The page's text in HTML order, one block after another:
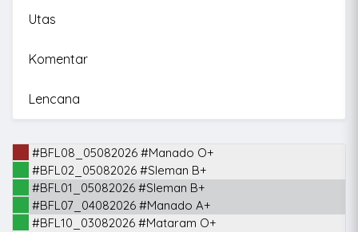
Utas
Komentar
Lencana
#BFL08_05082026 #Manado O+
#BFL02_05082026 #Sleman B+
#BFL01_05082026 #Sleman B+
#BFL07_04082026 #Manado A+
#BFL10_03082026 #Mataram O+